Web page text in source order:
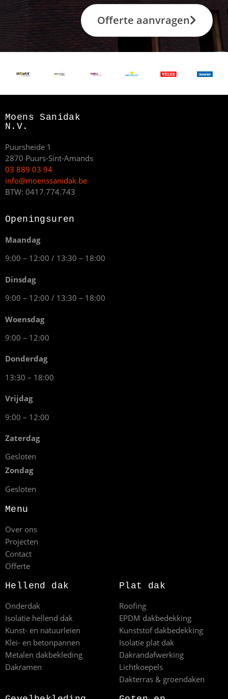
Offerte aanvragen
Moens Sanidak
N.V.
Puursheide 1
2870 Puurs-Sint-Amands
03 889 03 94
info@moenssanidak.be
BTW: 0417.774.743
Openingsuren
Maandag
9:00 – 12:00 / 13:30 – 18:00
Dinsdag
9:00 – 12:00 / 13:30 – 18:00
Woensdag
9:00 – 12:00
Donderdag
13:30 – 18:00
Vrijdag
9:00 – 12:00
Zaterdag
Gesloten
Zondag
Gesloten
Menu
Over ons
Projecten
Contact
Offerte
Hellend dak
Onderdak
Isolatie hellend dak
Kunst- en natuurleien
Klei- en betonpannen
Metalen dakbekleding
Dakramen
Plat dak
Roofing
EPDM dakbedekking
Kunststof dakbedekking
Isolatie plat dak
Dakrandafwerking
Lichtkoepels
Dakterras & groendaken